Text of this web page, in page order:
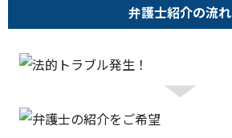
弁護士紹介の流れ